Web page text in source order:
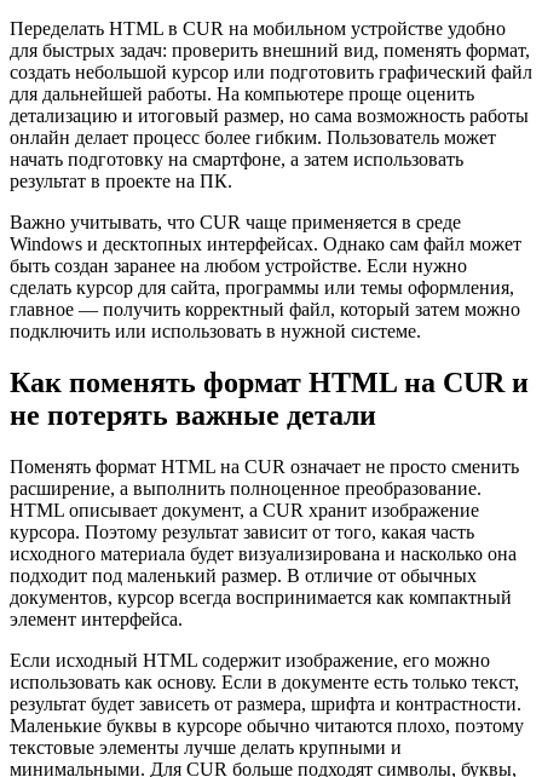
Переделать HTML в CUR на мобильном устройстве удобно
для быстрых задач: проверить внешний вид, поменять формат,
создать небольшой курсор или подготовить графический файл
для дальнейшей работы. На компьютере проще оценить
детализацию и итоговый размер, но сама возможность работы
онлайн делает процесс более гибким. Пользователь может
начать подготовку на смартфоне, а затем использовать
результат в проекте на ПК.
Важно учитывать, что CUR чаще применяется в среде
Windows и десктопных интерфейсах. Однако сам файл может
быть создан заранее на любом устройстве. Если нужно
сделать курсор для сайта, программы или темы оформления,
главное — получить корректный файл, который затем можно
подключить или использовать в нужной системе.
Как поменять формат HTML на CUR и
не потерять важные детали
Поменять формат HTML на CUR означает не просто сменить
расширение, а выполнить полноценное преобразование.
HTML описывает документ, а CUR хранит изображение
курсора. Поэтому результат зависит от того, какая часть
исходного материала будет визуализирована и насколько она
подходит под маленький размер. В отличие от обычных
документов, курсор всегда воспринимается как компактный
элемент интерфейса.
Если исходный HTML содержит изображение, его можно
использовать как основу. Если в документе есть только текст,
результат будет зависеть от размера, шрифта и контрастности.
Маленькие буквы в курсоре обычно читаются плохо, поэтому
текстовые элементы лучше делать крупными и
минимальными. Для CUR больше подходят символы, буквы,